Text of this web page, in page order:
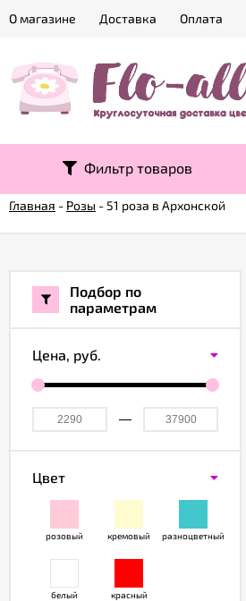
О магазине Доставка Оплата
Фильтр товаров
Главная - Розы - 51 роза в Архонской
Подбор по
параметрам
Цена, руб.
Цвет
розовый кремовый разноцветный
белый красный